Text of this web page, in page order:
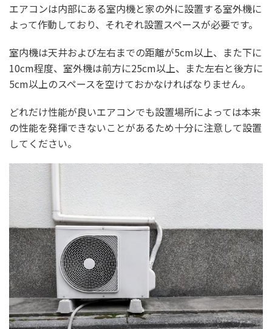
エアコンは内部にある室内機と家の外に設置する室外機に
よって作動しており、それぞれ設置スペースが必要です。
室内機は天井および左右までの距離が5cm以上、また下に
10cm程度、室外機は前方に25cm以上、また左右と後方に
5cm以上のスペースを空けておかなければなりません。
どれだけ性能が良いエアコンでも設置場所によっては本来
の性能を発揮できないことがあるため十分に注意して設置
してください。